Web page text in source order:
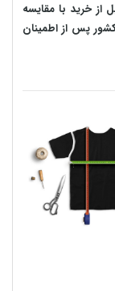
خرید با مقایسه
پس از اطمینان